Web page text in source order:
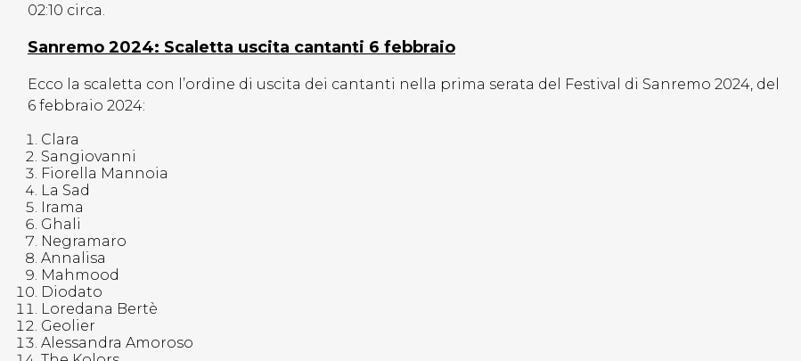
02:10 circa.
Sanremo 2024: Scaletta uscita cantanti 6 febbraio
Ecco la scaletta con l’ordine di uscita dei cantanti nella prima serata del Festival di Sanremo 2024, del
6 febbraio 2024:
Clara
Sangiovanni
Fiorella Mannoia
La Sad
Irama
Ghali
Negramaro
Annalisa
Mahmood
Diodato
Loredana Bertè
Geolier
Alessandra Amoroso